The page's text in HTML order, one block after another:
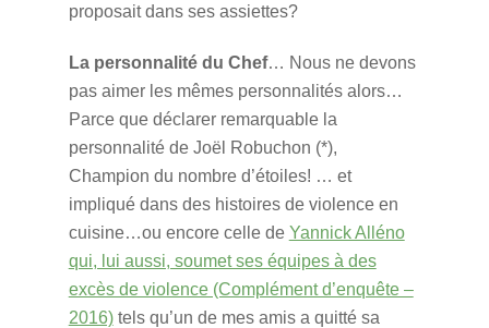
proposait dans ses assiettes?
La personnalité du Chef… Nous ne devons
pas aimer les mêmes personnalités alors…
Parce que déclarer remarquable la
personnalité de Joël Robuchon (*),
Champion du nombre d’étoiles! … et
impliqué dans des histoires de violence en
cuisine…ou encore celle de Yannick Alléno
qui, lui aussi, soumet ses équipes à des
excès de violence (Complément d’enquête –
2016)tels qu’un de mes amis a quitté sa